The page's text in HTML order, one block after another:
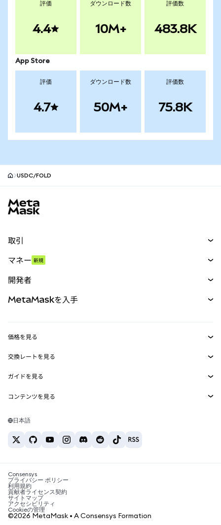
評価
4.4
ダウンロード数
10M+
評価数
483.8K
App Store
評価
4.7
ダウンロード数
50M+
評価数
75.8K
USDC/FOLD
取引
パーペチュアル
RWA
マネー 新規
開発者
MetaMask Connect
Snaps
Web3サービス
MetaMaskを入手
セキュリティ
サポート
キャリア
お問い合わせ
価格を見る
イーサリアムの価格
Solanaの価格
Tetherの価格
交換レートを見る
ETH→USD
USDT→INR
BTC→INR
ETH→USDT
ガイドを見る
ETHの購入
USDTの購入
SHIBの購入
BNBの購入
コンテンツを見る
Solanaウォレット
税制関連ニュース
暗号資産の購入方法は？
ビットコインを売るには？
日本語
Consensys
プライバシー ポリシー
利用規約
貢献者ライセンス契約
サイトマップ
アクセシビリティ
Cookieの管理
©2026 MetaMask • A Consensys Formation